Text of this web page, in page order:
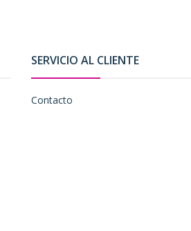
SERVICIO AL CLIENTE
Contacto